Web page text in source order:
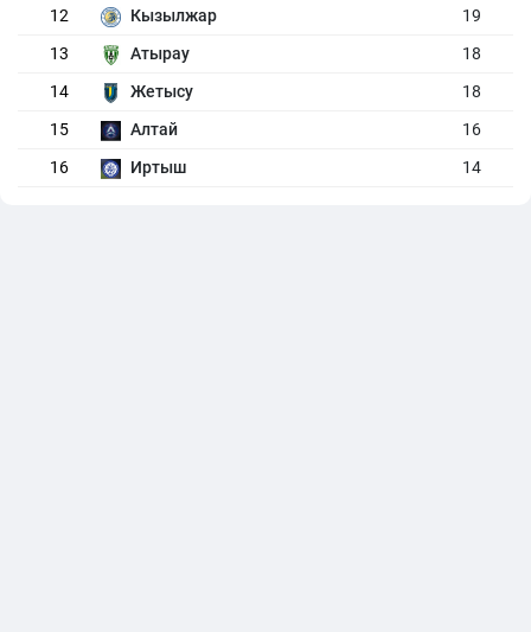
12
Кызылжар
19
13
Атырау
18
14
Жетысу
18
15
Алтай
16
16
Иртыш 14